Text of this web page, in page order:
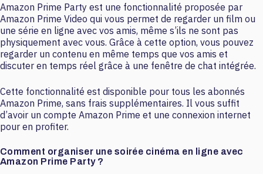
Amazon Prime Party est une fonctionnalité proposée par
Amazon Prime Video qui vous permet de regarder un film ou
une série en ligne avec vos amis, même s’ils ne sont pas
physiquement avec vous. Grâce à cette option, vous pouvez
regarder un contenu en même temps que vos amis et
discuter en temps réel grâce à une fenêtre de chat intégrée.
Cette fonctionnalité est disponible pour tous les abonnés
Amazon Prime, sans frais supplémentaires. Il vous suffit
d’avoir un compte Amazon Prime et une connexion internet
pour en profiter.
Comment organiser une soirée cinéma en ligne avec
Amazon Prime Party ?